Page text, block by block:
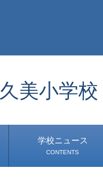
美小学校
学校ニュース
CONTENTS